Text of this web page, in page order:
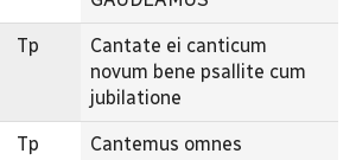
Tp
Cantate ei canticum
novum bene psallite cum
jubilatione
Tp
Cantemus omnes